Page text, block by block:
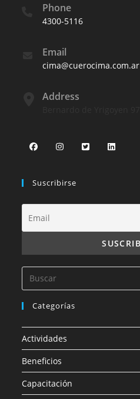
Phone
4300-5116
Email
cima@cuerocima.com.ar
Address
Suscribirse
Categorías
Actividades
Beneficios
Capacitación